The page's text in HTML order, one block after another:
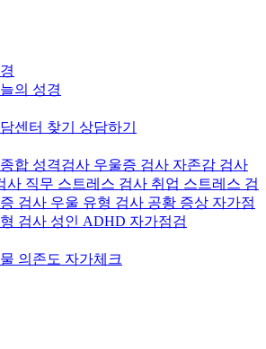
의 성경
센터 찾기 상담하기
종합 성격검사 우울증 검사 자존감 검사
사 직무 스트레스 검사 취업 스트레스 검
검사 우울 유형 검사 공황 증상 자가점
검사 성인 ADHD 자가점검
의존도 자가체크